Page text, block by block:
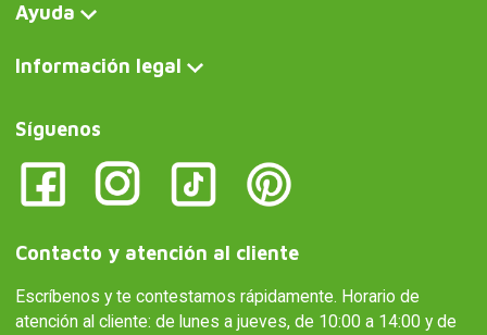
Ayuda
Información legal
Síguenos
Contacto y atención al cliente
Escríbenos y te contestamos rápidamente. Horario de
atención al cliente: de lunes a jueves, de 10:00 a 14:00 y de